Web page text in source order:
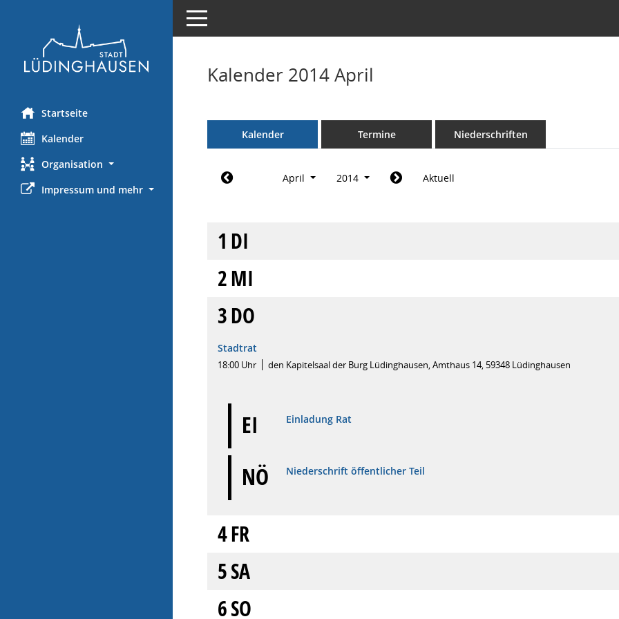
Startseite
Kalender
Organisation
Impressum und mehr
Toggle navigation
Kalender 2014 April
Kalender Termine Niederschriften
April 2014 Aktuell
1 DI
2MI
3DO
Stadtrat
18:00 Uhr den Kapitelsaal der Burg Lüdinghausen, Amthaus 14, 59348 Lüdinghausen
EI Einladung Rat
NÖ Niederschrift öffentlicher Teil
4FR
5SA
6SO